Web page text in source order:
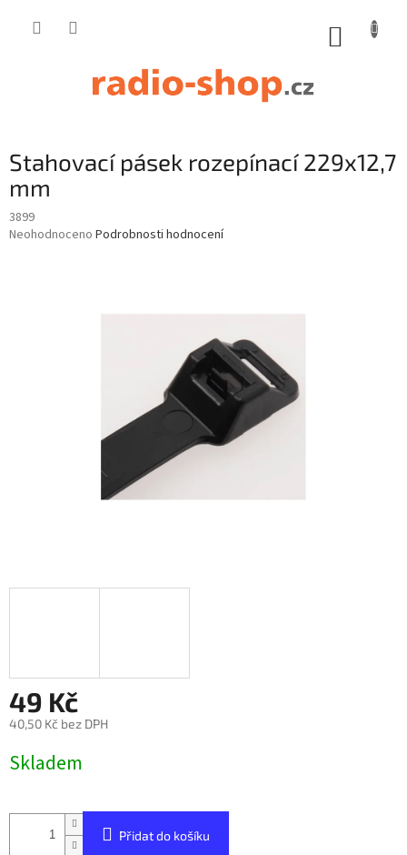
Stahovací pásek rozepínací 229x12,7
mm
3899
Průměrné
Neohodnoceno Podrobnosti hodnocení
49 Kč
40,50 Kč bez DPH
cena:
Skladem
Přidat do košíku